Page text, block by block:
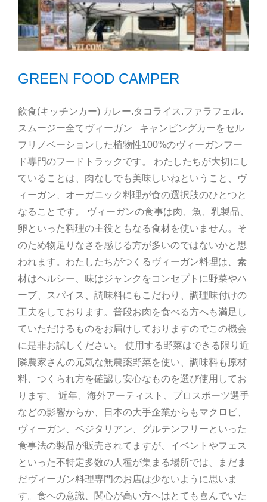
GREEN FOOD CAMPER
飲食(キッチンカー) カレー.タコライス.ファラフェル.
スムージー全てヴィーガン キャンピングカーをセル
フリノベーションした植物性100%のヴィーガンフー
ド専門のフードトラックです。 わたしたちが大切にし
ていることは、肉なしでも美味しいねということ、ヴ
ィーガン、オーガニック料理が食の選択肢のひとつと
なることです。 ヴィーガンの食事は肉、魚、乳製品、
卵といった料理の主役ともなる食材を使いません。そ
のため物足りなさを感じる方が多いのではないかと思
われます。わたしたちがつくるヴィーガン料理は、素
材はヘルシー、味はジャンクをコンセプトに野菜やハ
ーブ、スパイス、調味料にもこだわり、調理味付けの
工夫をしております。普段お肉を食べる方へも満足し
ていただけるものをお届けしておりますのでこの機会
に是非お試しください。 使用する野菜はできる限り近
隣農家さんの元気な無農薬野菜を使い、調味料も原材
料、つくられ方を確認し安心なものを選び使用してお
ります。 近年、海外アーティスト、プロスポーツ選手
などの影響からか、日本の大手企業からもマクロビ、
ヴィーガン、ベジタリアン、グルテンフリーといった
食事法の製品が販売されてますが、イベントやフェス
といった不特定多数の人種が集まる場所では、まだま
だヴィーガン料理専門のお店は少ないように思いま
す。食への意識、関心が高い方へはとても喜んでいた